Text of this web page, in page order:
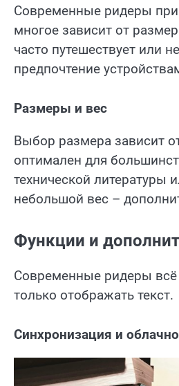
Современные ридеры при
многое зависит от
часто путешествует или
предпочтение
Размеры и вес
Выбор размера зависит
оптимален для
технической литературы
небольшой вес –
Функции и
Современные ридеры
только отображать текст.
Синхронизация и